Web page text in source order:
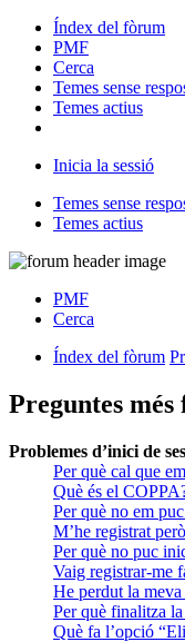
Índex del fòrum
PMF
Cerca
Temes sense
Temes actius
Inicia la sessió
Temes sense
Temes actius
PMF
Cerca
Índex del fòrum
Preguntes més
Problemes d’inici de
Per què cal que
Què és el
Per què no em
M’he registrat
Per què no puc
Vaig registrar-me
He perdut la
Per què finalitza
Què fa l’opció